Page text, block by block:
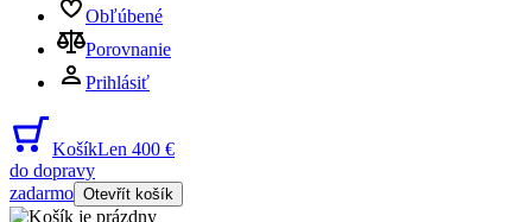
Obľúbené
Porovnanie
Prihlásiť
KošíkLen 400 €
do dopravy
zadarmo Otevřít košík